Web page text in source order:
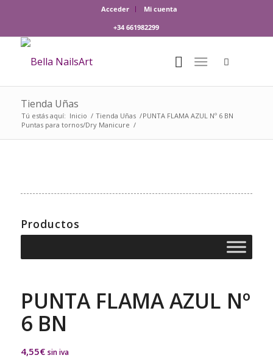
Acceder
Mi cuenta
+34 661982299
Tienda Uñas
Tú estás aquí: Inicio / Tienda Uñas /
Puntas para tornos/Dry Manicure /
PUNTA FLAMA AZUL Nº 6 BN
Productos
PUNTA FLAMA AZUL Nº
6 BN
4,55€ sin iva